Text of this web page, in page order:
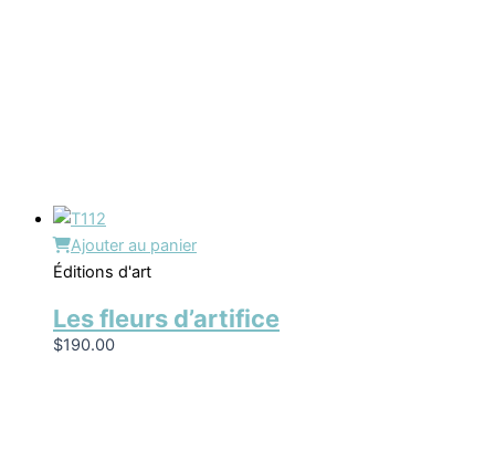
Ajouter au panier
Éditions d'art
Les fleurs d’artifice
$190.00